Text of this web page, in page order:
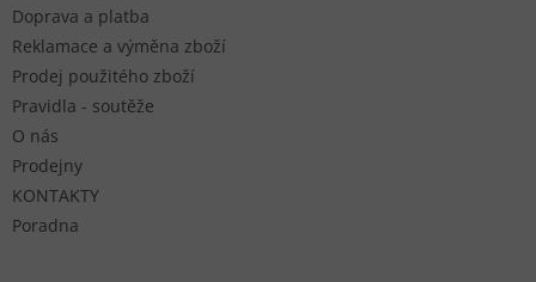
Doprava a platba
Reklamace a výměna zboží
Prodej použitého zboží
Pravidla - soutěže
O nás
Prodejny
KONTAKTY
Poradna